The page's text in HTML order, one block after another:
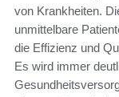
von Krankheiten.
unmittelbare
die Effizienz und
Es wird immer